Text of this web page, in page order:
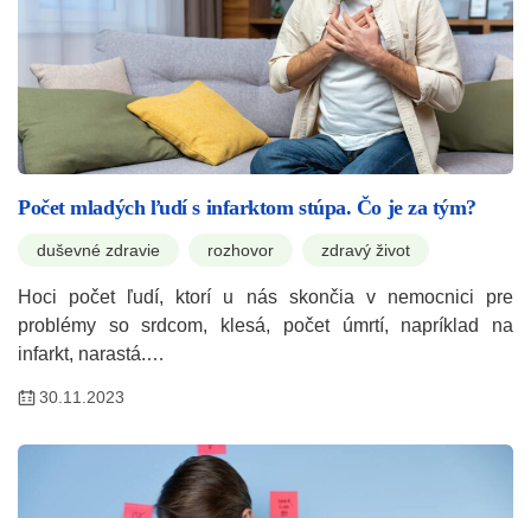
Počet mladých ľudí s infarktom stúpa. Čo je za tým?
duševné zdravie rozhovor zdravý život
Hoci počet ľudí, ktorí u nás skončia v nemocnici pre
problémy so srdcom, klesá, počet úmrtí, napríklad na
infarkt, narastá.…
30.11.2023